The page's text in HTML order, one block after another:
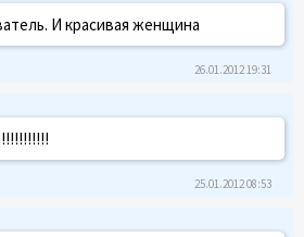
И красивая женщина
26.01.2012 19:31
25.01.2012 08:53